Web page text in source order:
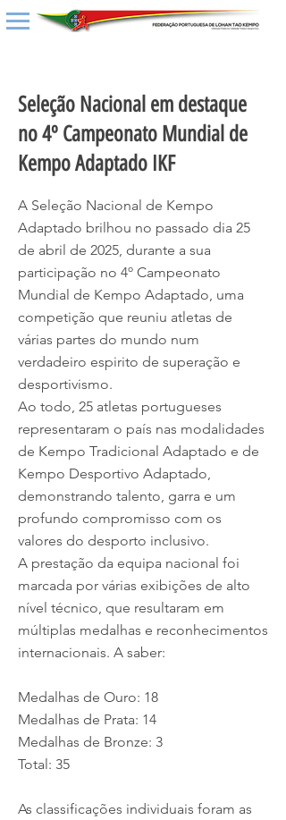
Seleção Nacional em destaque
no 4º Campeonato Mundial de
Kempo Adaptado IKF
A Seleção Nacional de Kempo
Adaptado brilhou no passado dia 25
de abril de 2025, durante a sua
participação no 4º Campeonato
Mundial de Kempo Adaptado, uma
competição que reuniu atletas de
várias partes do mundo num
verdadeiro espirito de superação e
desportivismo.
Ao todo, 25 atletas portugueses
representaram o país nas modalidades
de Kempo Tradicional Adaptado e de
Kempo Desportivo Adaptado,
demonstrando talento, garra e um
profundo compromisso com os
valores do desporto inclusivo.
A prestação da equipa nacional foi
marcada por várias exibições de alto
nível técnico, que resultaram em
múltiplas medalhas e reconhecimentos
internacionais. A saber:
Medalhas de Ouro: 18
Medalhas de Prata: 14
Medalhas de Bronze: 3
Total: 35
As classificações individuais foram as